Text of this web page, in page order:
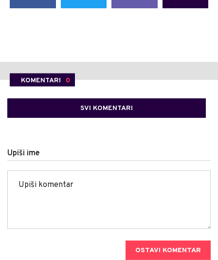
KOMENTARI 0
SVI KOMENTARI
Upiši ime
OSTAVI KOMENTAR